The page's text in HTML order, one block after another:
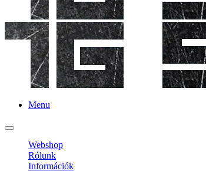
Menu
Webshop
Rólunk
Információk